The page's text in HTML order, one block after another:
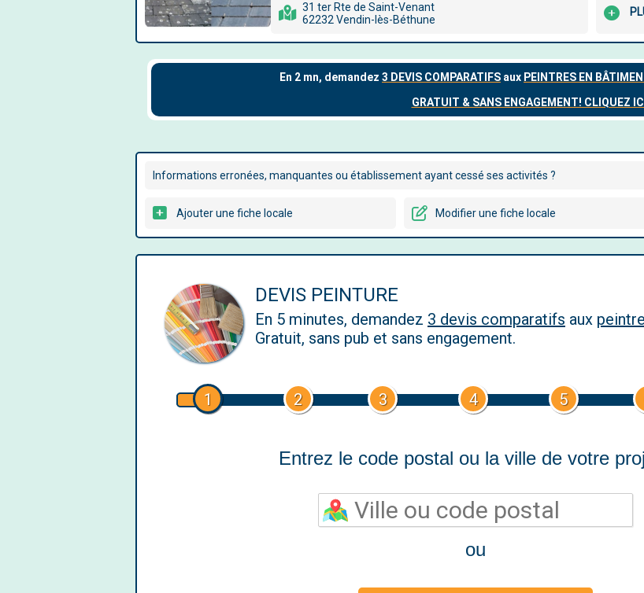
31 ter Rte de Saint-Venant
62232 Vendin-lès-Béthune
Informations erronées, manquantes ou établissement ayant cessé ses activités ?
Ajouter une fiche locale Modifier une fiche locale
DEVIS PEINTURE
En 5 minutes, demandez 3 devis comparatifs aux
Gratuit, sans pub et sans engagement.
1 2 3 4 5
Entrez le code postal ou la ville de votre
ou